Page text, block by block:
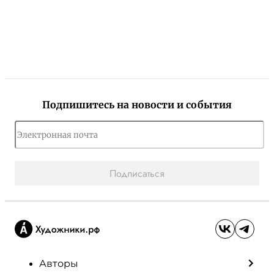
Подпишитесь на новости и события
Подписаться
Авторы